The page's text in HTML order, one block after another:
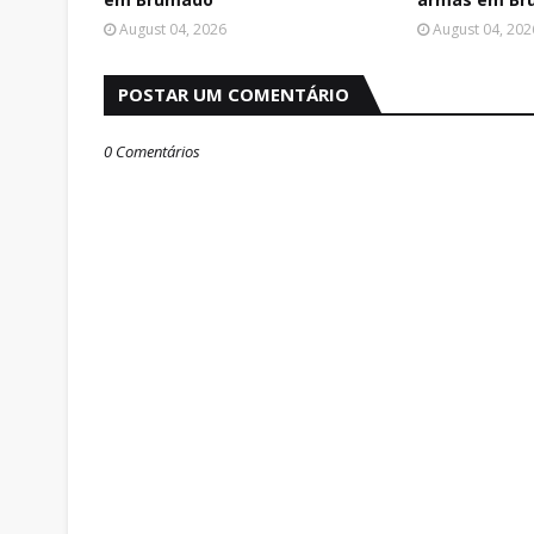
August 04, 2026 August 04,
POSTAR UM COMENTÁRIO
0 Comentários